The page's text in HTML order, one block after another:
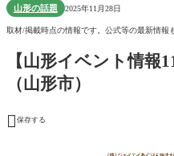
山形の話題 2025年11月28日
取材/掲載時点の情報です。公式等の最新情報
【山形イベント情報
（山形市）
 保存する